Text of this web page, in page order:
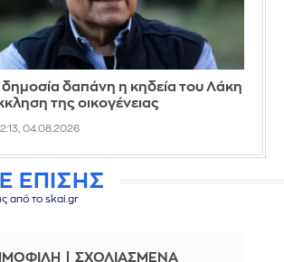
δαπάνη η κηδεία του Λάκη
της οικογένειας
04.08.2026
ΕΠΙΣΗΣ
από το skai.gr
ΣΧΟΛΙΑΣΜΕΝΑ